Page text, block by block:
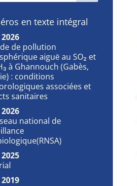
en texte intégral
de pollution
aiguë au SO₂ et
à Ghannouch (Gabès,
: conditions
associées et
sanitaires
national de